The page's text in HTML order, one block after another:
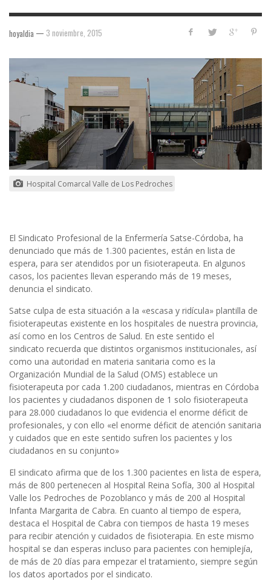
hoyaldia — 3 noviembre, 2015
Hospital Comarcal Valle de Los Pedroches
El Sindicato Profesional de la Enfermería Satse-Córdoba, ha
denunciado que más de 1.300 pacientes, están en lista de
espera, para ser atendidos por un fisioterapeuta. En algunos
casos, los pacientes llevan esperando más de 19 meses,
denuncia el sindicato.
Satse culpa de esta situación a la «escasa y ridícula» plantilla de
fisioterapeutas existente en los hospitales de nuestra provincia,
así como en los Centros de Salud. En este sentido el
sindicato recuerda que distintos organismos institucionales, así
como una autoridad en materia sanitaria como es la
Organización Mundial de la Salud (OMS) establece un
fisioterapeuta por cada 1.200 ciudadanos, mientras en Córdoba
los pacientes y ciudadanos disponen de 1 solo fisioterapeuta
para 28.000 ciudadanos lo que evidencia el enorme déficit de
profesionales, y con ello «el enorme déficit de atención sanitaria
y cuidados que en este sentido sufren los pacientes y los
ciudadanos en su conjunto»
El sindicato afirma que de los 1.300 pacientes en lista de espera,
más de 800 pertenecen al Hospital Reina Sofía, 300 al Hospital
Valle los Pedroches de Pozoblanco y más de 200 al Hospital
Infanta Margarita de Cabra. En cuanto al tiempo de espera,
destaca el Hospital de Cabra con tiempos de hasta 19 meses
para recibir atención y cuidados de fisioterapia. En este mismo
hospital se dan esperas incluso para pacientes con hemiplejía,
de más de 20 días para empezar el tratamiento, siempre según
los datos aportados por el sindicato.